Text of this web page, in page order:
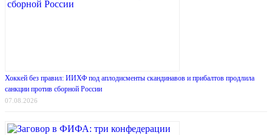
Хоккей без правил: ИИХФ под аплодисменты скандинавов и прибалтов продлила
санкции против сборной России
07.08.2026